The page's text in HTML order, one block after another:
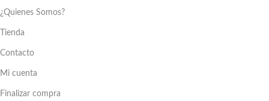
¿Quienes Somos?
Tienda
Contacto
Mi cuenta
Finalizar compra